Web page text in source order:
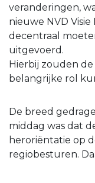
veranderingen,
nieuwe NVD
decentraal
uitgevoerd.
Hierbij zouden
belangrijke rol
De breed
middag was dat
heroriëntatie op
regiobesturen.